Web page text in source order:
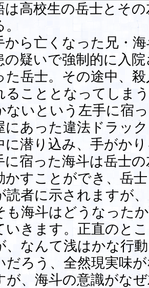
高校生の岳士とそ
ら亡くなった兄・
の疑いで強制的に入
た岳士。その途中、
ることとなってしま
ないという左手に宿
にあった違法ドラッ
に潜り込み、手がか
宿った海斗は岳士
かすことができ、岳
読者に示されますが
も海斗はどうなった
いきます。正直のと
、なんて浅はかな行
だろう、全然現実味
が、海斗の意識がな